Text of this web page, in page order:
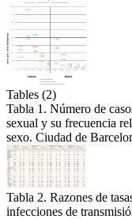
Tables (2)
Tabla 1. Número de
sexual y su frecuencia
sexo. Ciudad de
Tabla 2. Razones de
infecciones de